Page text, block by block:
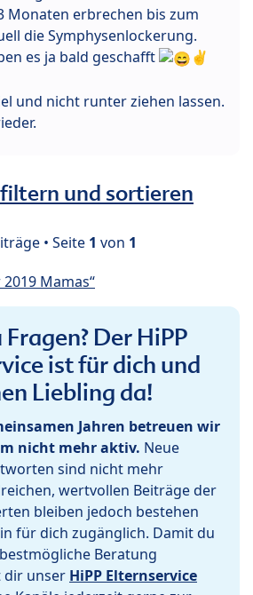
Monaten erbrechen bis zum
die Symphysenlockerung.
es ja bald geschafft
✌
und nicht runter ziehen lassen.
und sortieren
• Seite 1 von 1
Mamas“
Der HiPP
ist für dich und
Liebling da!
Jahren betreuen wir
nicht mehr aktiv. Neue
sind nicht mehr
wertvollen Beiträge der
bleiben jedoch bestehen
für dich zugänglich. Damit du
Beratung
dir unser HiPP Elternservice